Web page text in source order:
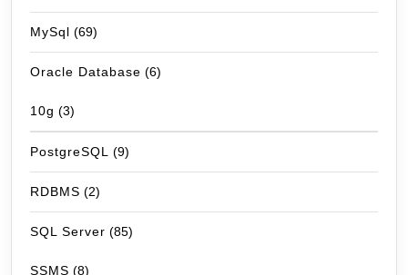
MySql (69)
Oracle Database (6)
10g (3)
PostgreSQL (9)
RDBMS (2)
SQL Server (85)
SSMS (8)